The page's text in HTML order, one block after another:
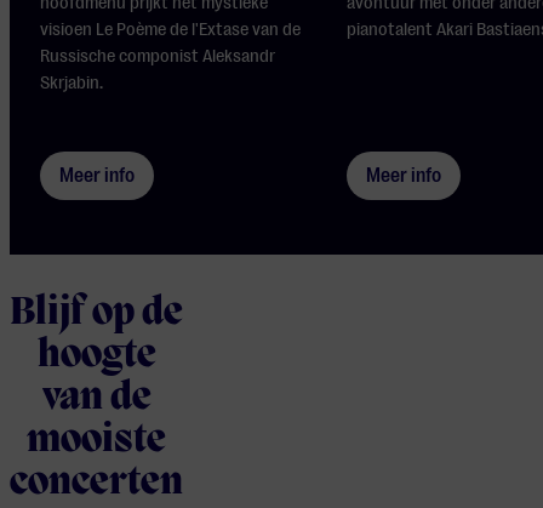
visioen Le Poème de l'Extase van de
Russische componist Aleksandr
Skrjabin.
Meer info
pianotalent Akari
Meer info
Blijf op de
hoogte
van de
mooiste
concerten